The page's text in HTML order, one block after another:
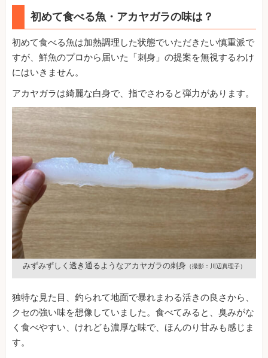
初めて食べる魚・アカヤガラの味は？
初めて食べる魚は加熱調理した状態でいただきたい慎重派で
すが、鮮魚のプロから届いた「刺身」の提案を無視するわけ
にはいきません。
アカヤガラは綺麗な白身で、指でさわると弾力があります。
みずみずしく透き通るようなアカヤガラの刺身（撮影：川辺真理子）
独特な見た目、釣られて地面で暴れまわる活きの良さから、
クセの強い味を想像していました。食べてみると、臭みがな
く食べやすい、けれども濃厚な味で、ほんのり甘みも感じま
す。